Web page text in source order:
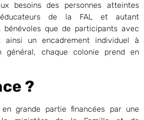
besoins des personnes atteintes
éducateurs de la FAL et autant
bénévoles que de participants avec
ainsi un encadrement individuel à
général, chaque colonie prend en
?
grande partie financées par une